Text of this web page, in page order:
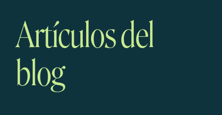
Artículos del
blog